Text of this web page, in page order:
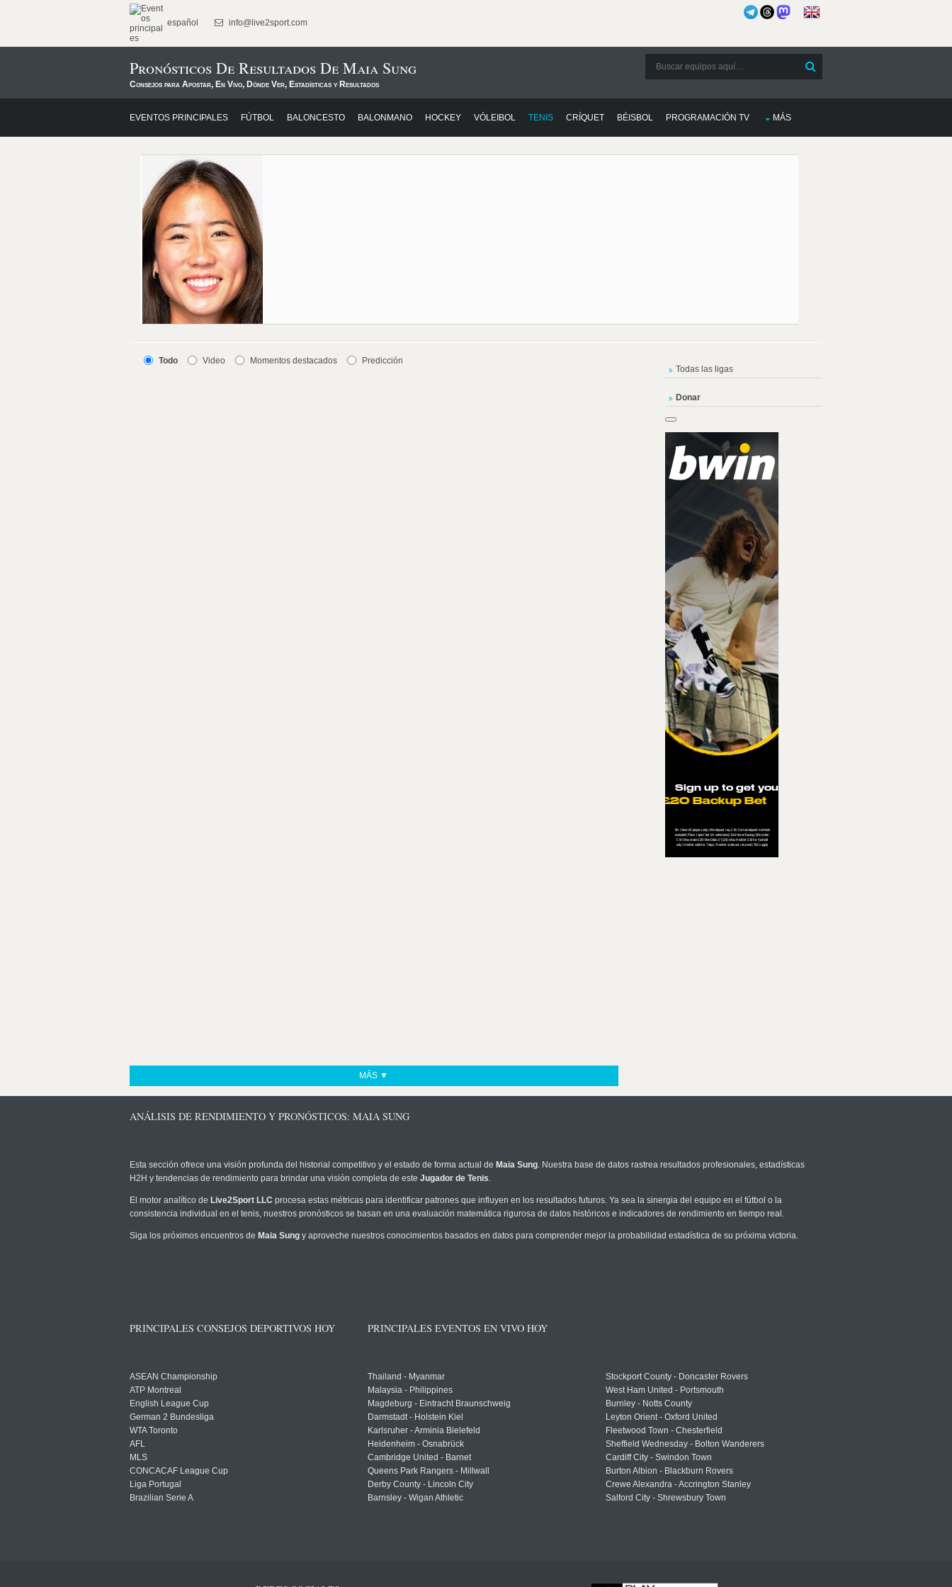
español info@live2sport.com
Pronósticos De Resultados De Maia Sung
Consejos para Apostar, En Vivo, Dónde Ver, Estadísticas y Resultados
EVENTOS PRINCIPALES FÚTBOL BALONCESTO BALONMANO HOCKEY VÓLEIBOL TENIS CRÍQUET BÉISBOL PROGRAMACIÓN TV MÁS
Todo Video Momentos destacados Predicción
MÁS ▼
Todas las ligas
Donar
ANÁLISIS DE RENDIMIENTO Y PRONÓSTICOS: MAIA SUNG
Esta sección ofrece una visión profunda del historial competitivo y el estado de forma actual de Maia Sung. Nuestra base de datos rastrea resultados profesionales, estadísticas
H2H y tendencias de rendimiento para brindar una visión completa de este Jugador de Tenis.
El motor analítico de Live2Sport LLC procesa estas métricas para identificar patrones que influyen en los resultados futuros. Ya sea la sinergia del equipo en el fútbol o la
consistencia individual en el tenis, nuestros pronósticos se basan en una evaluación matemática rigurosa de datos históricos e indicadores de rendimiento en tiempo real.
Siga los próximos encuentros de Maia Sung y aproveche nuestros conocimientos basados en datos para comprender mejor la probabilidad estadística de su próxima victoria.
PRINCIPALES CONSEJOS DEPORTIVOS HOY
ASEAN Championship
ATP Montreal
English League Cup
German 2 Bundesliga
WTA Toronto
AFL
MLS
CONCACAF League Cup
Liga Portugal
Brazilian Serie A
PRINCIPALES EVENTOS EN VIVO HOY
Thailand - Myanmar
Malaysia - Philippines
Magdeburg - Eintracht Braunschweig
Darmstadt - Holstein Kiel
Karlsruher - Arminia Bielefeld
Heidenheim - Osnabrück
Cambridge United - Barnet
Queens Park Rangers - Millwall
Derby County - Lincoln City
Barnsley - Wigan Athletic
Stockport County - Doncaster Rovers
West Ham United - Portsmouth
Burnley - Notts County
Leyton Orient - Oxford United
Fleetwood Town - Chesterfield
Sheffield Wednesday - Bolton Wanderers
Cardiff City - Swindon Town
Burton Albion - Blackburn Rovers
Crewe Alexandra - Accrington Stanley
Salford City - Shrewsbury Town